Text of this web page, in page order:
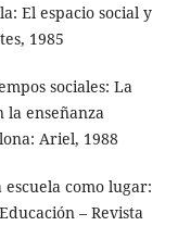
El espacio social y
1985
sociales: La
enseñanza
Ariel, 1988
la escuela como lugar:
– Revista